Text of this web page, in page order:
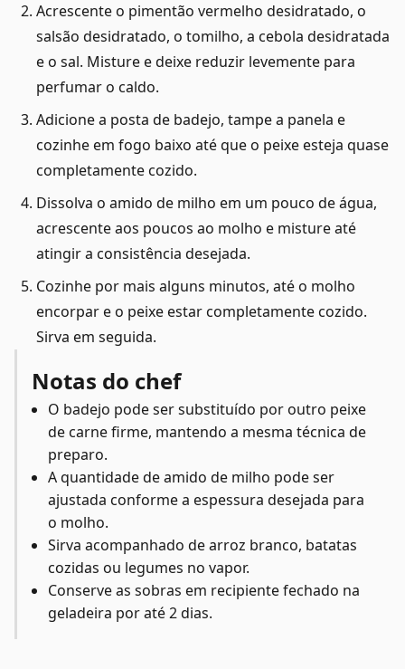
Acrescente o pimentão vermelho desidratado, o
salsão desidratado, o tomilho, a cebola desidratada
e o sal. Misture e deixe reduzir levemente para
perfumar o caldo.
Adicione a posta de badejo, tampe a panela e
cozinhe em fogo baixo até que o peixe esteja quase
completamente cozido.
Dissolva o amido de milho em um pouco de água,
acrescente aos poucos ao molho e misture até
atingir a consistência desejada.
Cozinhe por mais alguns minutos, até o molho
encorpar e o peixe estar completamente cozido.
Sirva em seguida.
Notas do chef
O badejo pode ser substituído por outro peixe
de carne firme, mantendo a mesma técnica de
preparo.
A quantidade de amido de milho pode ser
ajustada conforme a espessura desejada para
o molho.
Sirva acompanhado de arroz branco, batatas
cozidas ou legumes no vapor.
Conserve as sobras em recipiente fechado na
geladeira por até 2 dias.